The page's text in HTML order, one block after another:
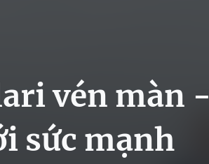
vén màn -
sức mạnh